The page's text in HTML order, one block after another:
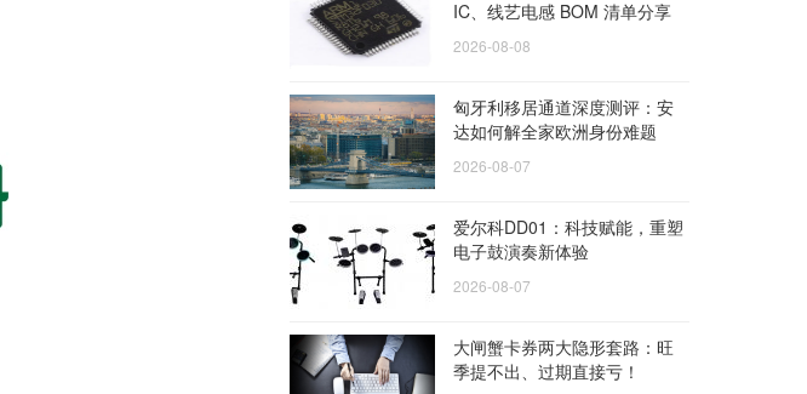
IC、线艺电感 BOM 清单分享
2026-08-08
匈牙利移居通道深度测评：安
达如何解全家欧洲身份难题
2026-08-07
爱尔科DD01：科技赋能，重塑
电子鼓演奏新体验
2026-08-07
大闸蟹卡券两大隐形套路：旺
季提不出、过期直接亏！